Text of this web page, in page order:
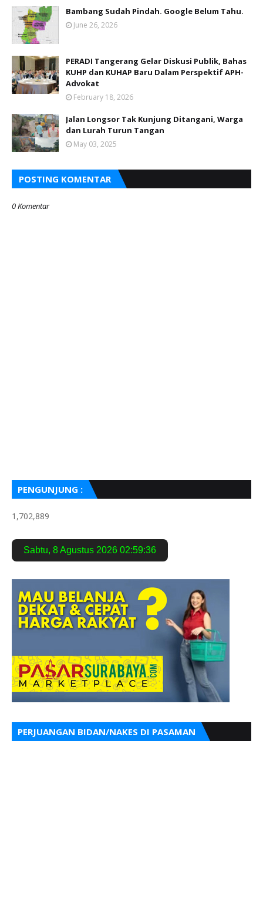
Bambang Sudah Pindah. Google Belum Tahu.
June 26, 2026
PERADI Tangerang Gelar Diskusi Publik, Bahas
KUHP dan KUHAP Baru Dalam Perspektif APH-
Advokat
February 18, 2026
Jalan Longsor Tak Kunjung Ditangani, Warga
dan Lurah Turun Tangan
May 03, 2025
POSTING KOMENTAR
0 Komentar
PENGUNJUNG :
1,702,889
Sabtu, 8 Agustus 2026 02:59:37
PERJUANGAN BIDAN/NAKES DI PASAMAN